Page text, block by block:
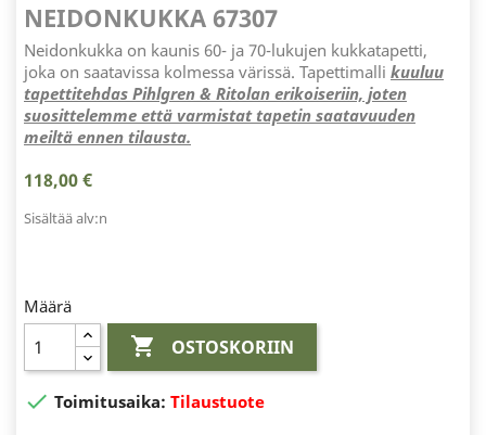
NEIDONKUKKA 67307
Neidonkukka on kaunis 60- ja 70-lukujen kukkatapetti,
joka on saatavissa kolmessa värissä. Tapettimalli kuuluu
tapettitehdas Pihlgren & Ritolan erikoiseriin, joten
suosittelemme että varmistat tapetin saatavuuden
meiltä ennen tilausta.
118,00 €
Sisältää alv:n
Määrä
 OSTOSKORIIN
 Toimitusaika: Tilaustuote